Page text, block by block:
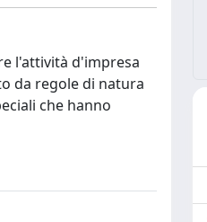
l'attività d'impresa
da regole di natura
che hanno